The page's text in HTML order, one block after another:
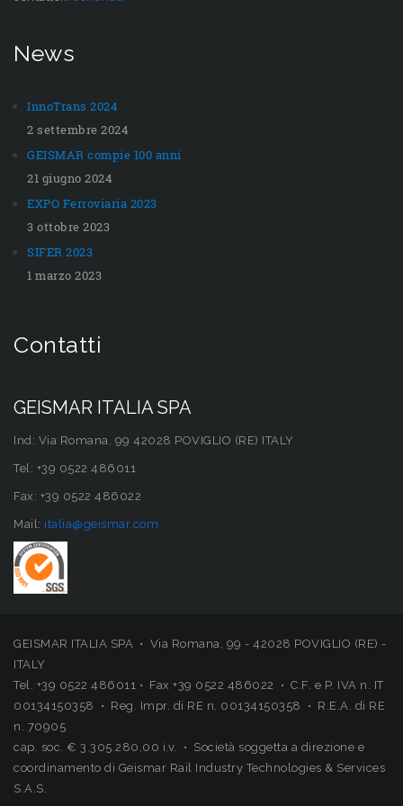
News
InnoTrans 2024
2 settembre 2024
GEISMAR compie 100 anni
21 giugno 2024
EXPO Ferroviaria 2023
3 ottobre 2023
SIFER 2023
1 marzo 2023
Contatti
GEISMAR ITALIA SPA
Ind: Via Romana, 99 42028 POVIGLIO (RE) ITALY
Tel: +39 0522 486011
Fax: +39 0522 486022
Mail: italia@geismar.com
GEISMAR ITALIA SPA • Via Romana, 99 - 42028 POVIGLIO (RE) -
ITALY
Tel. +39 0522 486011 • Fax +39 0522 486022 • C.F. e P. IVA n. IT
00134150358 • Reg. Impr. di RE n. 00134150358 • R.E.A. di RE
n. 70905
cap. soc. € 3.305.280,00 i.v. • Società soggetta a direzione e
coordinamento di Geismar Rail Industry Technologies & Services
S.A.S.